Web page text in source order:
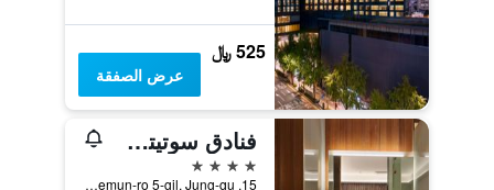
525 ﷼
عرض الصفقة
فنادق سوتيتسو ذا سبليسير سول مييونغدونغ
4 نجوم
15, Namdaemun-ro 5-gil, Jung-gu, سيول, كوريا الجنوبية